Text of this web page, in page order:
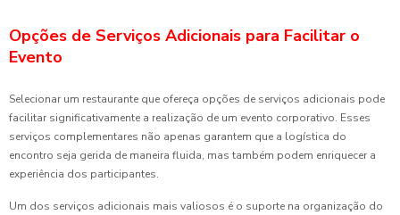
Opções de Serviços Adicionais para Facilitar o
Evento
Selecionar um restaurante que ofereça opções de serviços adicionais pode
facilitar significativamente a realização de um evento corporativo. Esses
serviços complementares não apenas garantem que a logística do
encontro seja gerida de maneira fluida, mas também podem enriquecer a
experiência dos participantes.
Um dos serviços adicionais mais valiosos é o suporte na organização do